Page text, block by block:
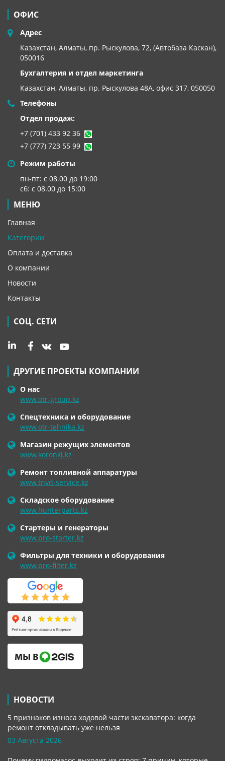
ОФИС
Адрес
Казахстан, Алматы, пр. Рыскулова, 72, (Автобаза Каскан),
050016
Бухгалтерия и отдел маркетинга
Казахстан, Алматы, пр. Рыскулова 48А, офис 317, 050050
Телефоны
Отдел продаж:
+7 (701) 433 92 36
+7 (777) 723 55 99
Режим работы
пн-пт: с 08.00 до 19:00
сб: с 08.00 до 15:00
МЕНЮ
Главная
Категории
Оплата и доставка
О компании
Новости
Контакты
СОЦ. СЕТИ
ДРУГИЕ ПРОЕКТЫ КОМПАНИИ
О нас
www.otr-group.kz
Спецтехника и оборудование
www.otr-tehnika.kz
Магазин режущих элементов
www.koronki.kz
Ремонт топливной аппаратуры
www.tnvd-service.kz
Складское оборудование
www.hunterparts.kz
Стартеры и генераторы
www.pro-starter.kz
Фильтры для техники и оборудования
www.pro-filter.kz
НОВОСТИ
5 признаков износа ходовой части экскаватора: когда
ремонт откладывать уже нельзя
03 Августа 2026